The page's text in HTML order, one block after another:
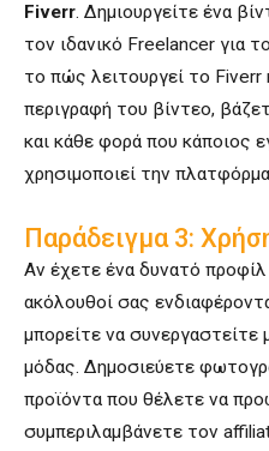
Fiverr. Δημιουργείτε ένα
τον ιδανικό Freelancer για
το πώς λειτουργεί το Fiverr
περιγραφή του βίντεο,
και κάθε φορά που κάποιος
χρησιμοποιεί την
Παράδειγμα 3:
Αν έχετε ένα δυνατό
ακόλουθοί σας
μπορείτε να συνεργαστείτε
μόδας. Δημοσιεύετε
προϊόντα που θέλετε να
συμπεριλαμβάνετε τον